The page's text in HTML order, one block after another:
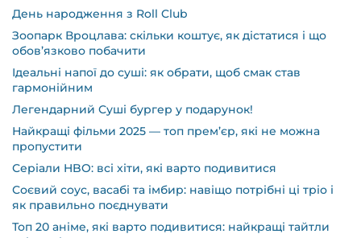
День народження з Roll Club
Зоопарк Вроцлава: скільки коштує, як дістатися і що
обов’язково побачити
Ідеальні напої до суші: як обрати, щоб смак став
гармонійним
Легендарний Суші бургер у подарунок!
Найкращі фільми 2025 — топ прем’єр, які не можна
пропустити
Серіали HBO: всі хіти, які варто подивитися
Соєвий соус, васабі та імбир: навіщо потрібні ці тріо і
як правильно поєднувати
Топ 20 аніме, які варто подивитися: найкращі тайтли